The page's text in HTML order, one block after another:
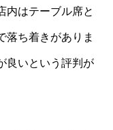
内はテーブル席と
落ち着きがありま
良いという評判が